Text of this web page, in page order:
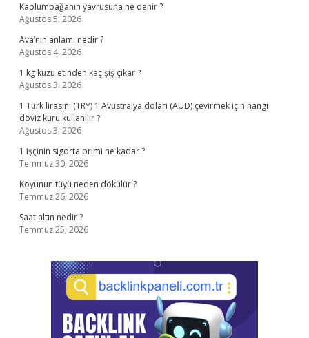
Kaplumbağanın yavrusuna ne denir ?
Ağustos 5, 2026
Ava’nın anlamı nedir ?
Ağustos 4, 2026
1 kg kuzu etinden kaç şiş çıkar ?
Ağustos 3, 2026
1 Türk lirasını (TRY) 1 Avustralya doları (AUD) çevirmek için hangi
döviz kuru kullanılır ?
Ağustos 3, 2026
1 işçinin sigorta primi ne kadar ?
Temmuz 30, 2026
Koyunun tüyü neden dökülür ?
Temmuz 26, 2026
Saat altın nedir ?
Temmuz 25, 2026